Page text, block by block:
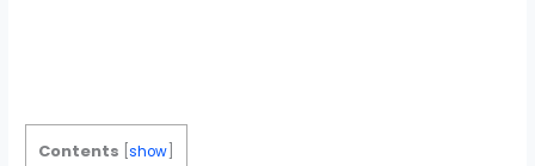
Contents [show